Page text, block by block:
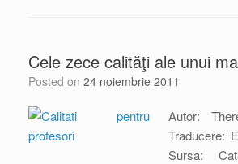
Cele zece calităţi ale unui
Posted on 24 noiembrie 2011
Autor:
Traducere:
Sursa: